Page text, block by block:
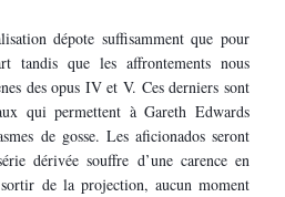
dépote suffisamment que pour
tandis que les affrontements nous
des opus IV et V. Ces derniers sont
qui permettent à Gareth Edwards
de gosse. Les aficionados seront
dérivée souffre d’une carence en
de la projection, aucun moment